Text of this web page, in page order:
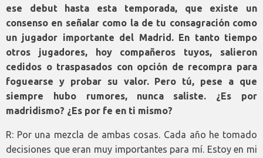
ese debut hasta esta temporada, que existe un
consenso en señalar como la de tu consagración como
un jugador importante del Madrid. En tanto tiempo
otros jugadores, hoy compañeros tuyos, salieron
cedidos o traspasados con opción de recompra para
foguearse y probar su valor. Pero tú, pese a que
siempre hubo rumores, nunca saliste. ¿Es por
madridismo? ¿Es por fe en ti mismo?
R: Por una mezcla de ambas cosas. Cada año he tomado
decisiones que eran muy importantes para mí. Estoy en mi